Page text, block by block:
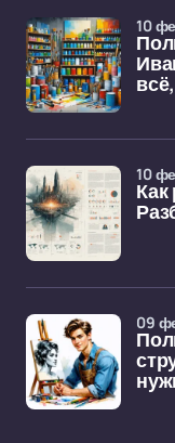
10
Как
10
09